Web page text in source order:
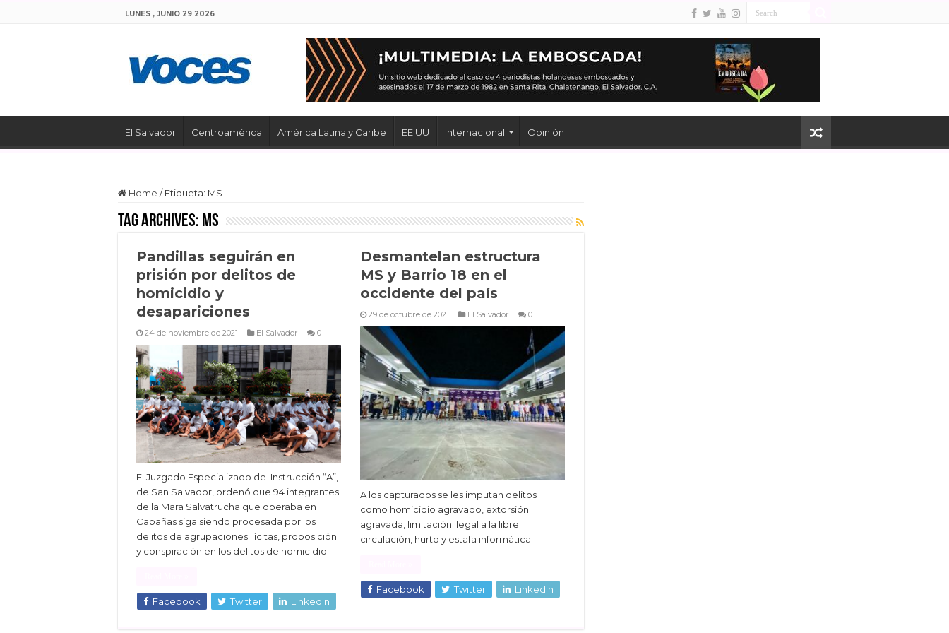
LUNES , JUNIO 29 2026
El Salvador Centroamérica América Latina y Caribe EE.UU Internacional Opinión
Home / Etiqueta: MS
Tag Archives: MS
Pandillas seguirán en
prisión por delitos de
homicidio y
desapariciones
24 de noviembre de 2021 El Salvador 0
El Juzgado Especializado de Instrucción “A”,
de San Salvador, ordenó que 94 integrantes
de la Mara Salvatrucha que operaba en
Cabañas siga siendo procesada por los
delitos de agrupaciones ilícitas, proposición
y conspiración en los delitos de homicidio.
Facebook Twitter LinkedIn
Desmantelan estructura
MS y Barrio 18 en el
occidente del país
29 de octubre de 2021 El Salvador 0
A los capturados se les imputan delitos
como homicidio agravado, extorsión
agravada, limitación ilegal a la libre
circulación, hurto y estafa informática.
Facebook Twitter LinkedIn